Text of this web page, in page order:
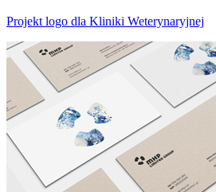
Projekt logo dla Kliniki Weterynaryjnej